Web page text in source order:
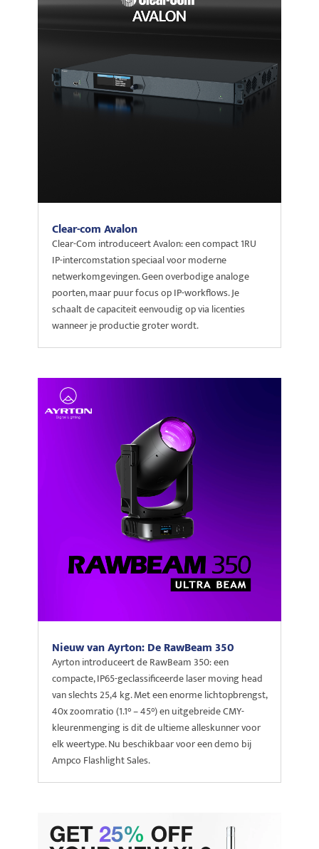
Clear-com Avalon
Clear-Com introduceert Avalon: een compact 1RU
IP-intercomstation speciaal voor moderne
netwerkomgevingen. Geen overbodige analoge
poorten, maar puur focus op IP-workflows. Je
schaalt de capaciteit eenvoudig op via licenties
wanneer je productie groter wordt.
Nieuw van Ayrton: De RawBeam 350
Ayrton introduceert de RawBeam 350: een
compacte, IP65-geclassificeerde laser moving head
van slechts 25,4 kg. Met een enorme lichtopbrengst,
40x zoomratio (1.1° – 45°) en uitgebreide CMY-
kleurenmenging is dit de ultieme alleskunner voor
elk weertype. Nu beschikbaar voor een demo bij
Ampco Flashlight Sales.